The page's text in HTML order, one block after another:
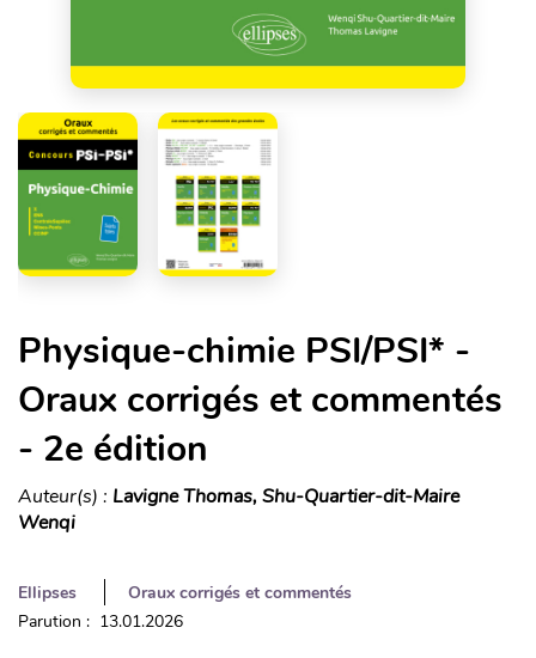
Physique-chimie PSI/PSI* -
Oraux corrigés et commentés
- 2e édition
Auteur(s) : Lavigne Thomas, Shu-Quartier-dit-Maire
Wenqi
Ellipses
Oraux corrigés et commentés
Parution : 13.01.2026